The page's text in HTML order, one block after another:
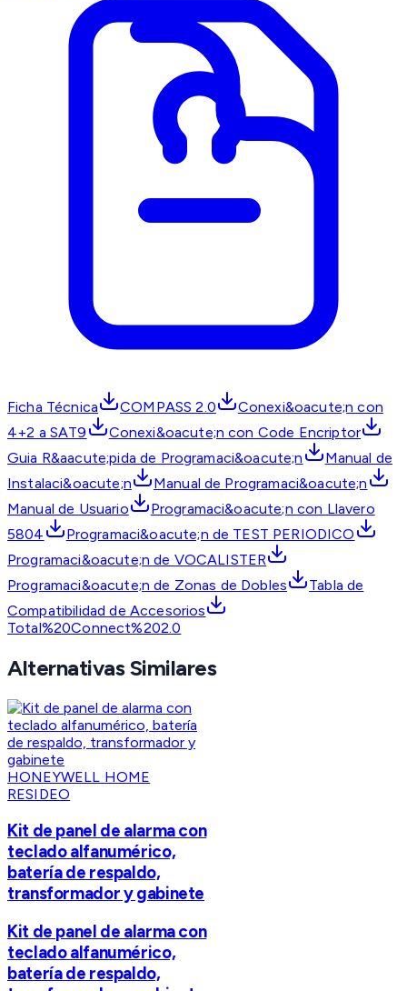
Ficha Técnica COMPASS 2.0
Conexi&oacute;n con
4+2 a SAT9
Conexi&oacute;n con Code Encriptor
Guia R&aacute;pida de Programaci&oacute;n
Manual de
Instalaci&oacute;n
Manual de Programaci&oacute;n
Manual de Usuario
Programaci&oacute;n con Llavero
5804
Programaci&oacute;n de TEST PERIODICO
Programaci&oacute;n de VOCALISTER
Programaci&oacute;n de Zonas de Dobles
Tabla de
Compatibilidad de Accesorios
Total%20Connect%202.0
Alternativas Similares
HONEYWELL HOME
RESIDEO
Kit de panel de alarma con
teclado alfanumérico,
batería de respaldo,
transformador y gabinete
Kit de panel de alarma con
teclado alfanumérico,
batería de respaldo,